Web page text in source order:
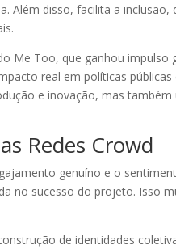
Além disso, facilita a inclusão,
Me Too, que ganhou impulso
real em políticas públicas
e inovação, mas também
Redes Crowd
genuíno e o
no sucesso do projeto. Isso
de identidades